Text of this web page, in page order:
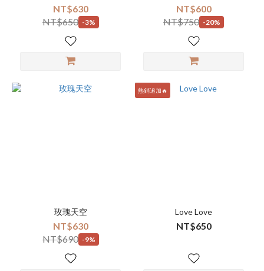
NT$630
NT$650 -3%
NT$600
NT$750 -20%
玫瑰天空
NT$630
NT$690 -9%
熱銷追加🔥
Love Love
NT$650